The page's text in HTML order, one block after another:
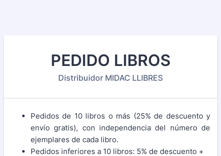
PEDIDO LIBROS
Distribuidor MIDAC LLIBRES
Pedidos de 10 libros o más (25% de descuento y
envío gratis), con independencia del número de
ejemplares de cada libro.
Pedidos inferiores a 10 libros: 5% de descuento +